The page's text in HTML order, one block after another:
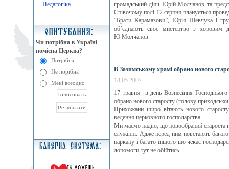
+ Педагогіка
Чи потрібна в Україні
помісна Церква?
Потрібна
Не порібна
Мені всеодно
громадський діяч Юрій Молчанов та
Співочому полі 12 серпня планується
“Брати Карамазови”, Юрія Шевчука і
об’єднають своє мистецтво з хоровим
Ю.Молчанов.
В Зазимcькому храмі обрано нового
18.05.2007
17 травня в день Вознесіння
обрано нового старосту (голову
Прихожани щиро вітають нового
ведення церковного господарства.
Ми маємо надію, що новообраний староста
служінні. Адже перед ним повстають
паркану і багато іншого що чекає
допомоги тут не обійтись.